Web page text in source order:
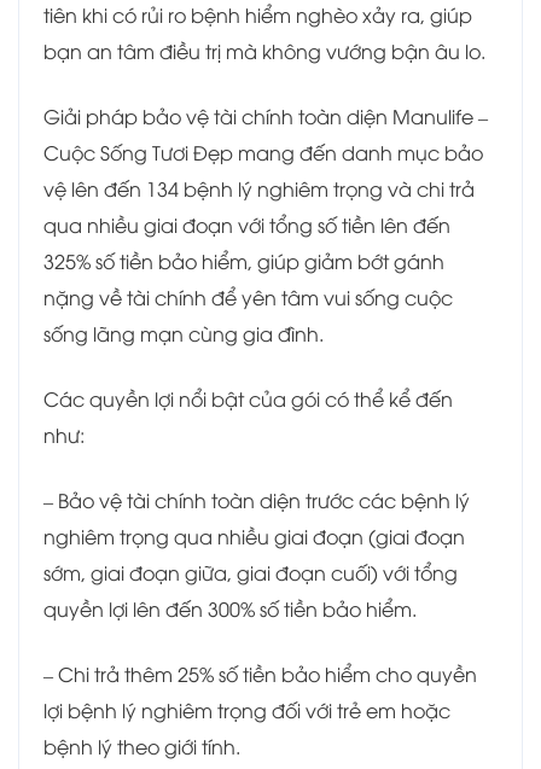
tiên khi có rủi ro bệnh hiểm nghèo xảy ra, giúp
bạn an tâm điều trị mà không vướng bận âu lo.
Giải pháp bảo vệ tài chính toàn diện Manulife –
Cuộc Sống Tươi Đẹp mang đến danh mục bảo
vệ lên đến 134 bệnh lý nghiêm trọng và chi trả
qua nhiều giai đoạn với tổng số tiền lên đến
325% số tiền bảo hiểm, giúp giảm bớt gánh
nặng về tài chính để yên tâm vui sống cuộc
sống lãng mạn cùng gia đình.
Các quyền lợi nổi bật của gói có thể kể đến
như:
– Bảo vệ tài chính toàn diện trước các bệnh lý
nghiêm trọng qua nhiều giai đoạn (giai đoạn
sớm, giai đoạn giữa, giai đoạn cuối) với tổng
quyền lợi lên đến 300% số tiền bảo hiểm.
– Chi trả thêm 25% số tiền bảo hiểm cho quyền
lợi bệnh lý nghiêm trọng đối với trẻ em hoặc
bệnh lý theo giới tính.